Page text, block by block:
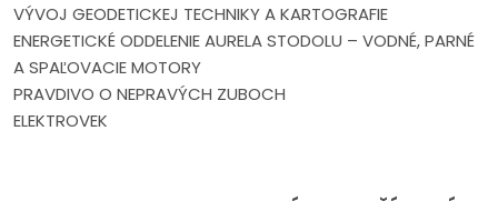
VÝVOJ GEODETICKEJ TECHNIKY A KARTOGRAFIE
ENERGETICKÉ ODDELENIE AURELA STODOLU – VODNÉ, PARNÉ
A SPAĽOVACIE MOTORY
PRAVDIVO O NEPRAVÝCH ZUBOCH
ELEKTROVEK